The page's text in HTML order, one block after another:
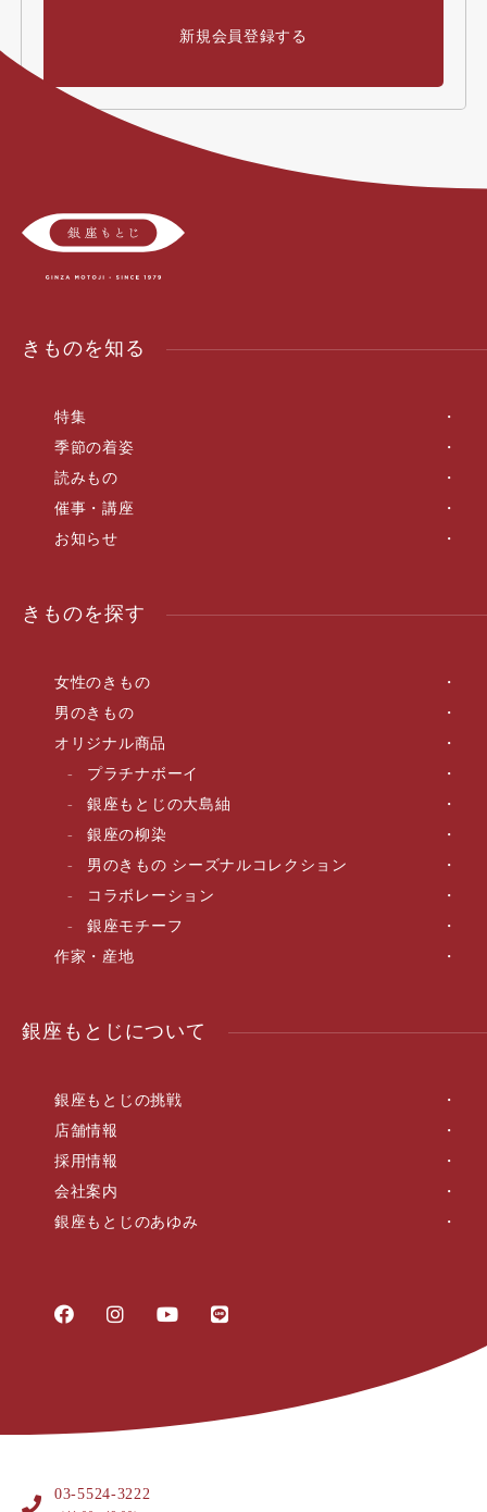
新規会員登録する
きものを知る
特集
季節の着姿
読みもの
催事・講座
お知らせ
きものを探す
女性のきもの
男のきもの
オリジナル商品
プラチナボーイ
銀座もとじの大島紬
銀座の柳染
男のきもの シーズナルコレクション
コラボレーション
銀座モチーフ
作家・産地
銀座もとじについて
銀座もとじの挑戦
店舗情報
採用情報
会社案内
銀座もとじのあゆみ
03-5524-3222